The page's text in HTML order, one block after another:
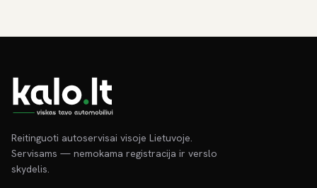
Reitinguoti autoservisai visoje Lietuvoje.
Servisams — nemokama registracija ir verslo
skydelis.